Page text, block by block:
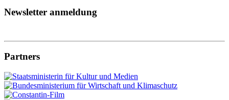
Newsletter anmeldung
Partners